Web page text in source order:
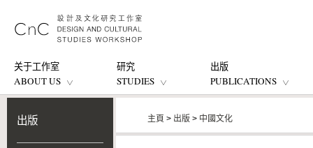
关于工作室
ABOUT US
研究
STUDIES
出版
PUBLICATIONS
出版 主頁 > 出版 > 中國文化